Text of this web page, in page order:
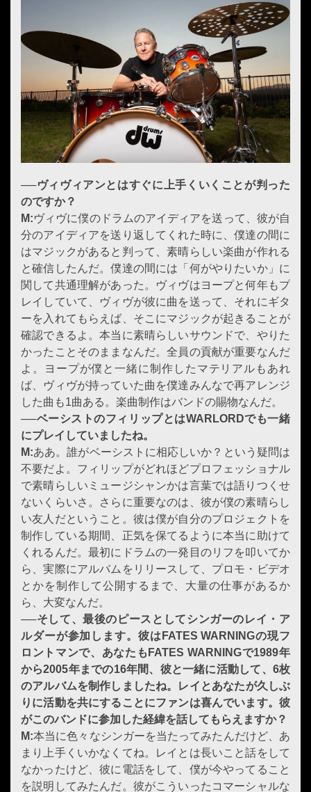
──ヴィヴィアンとはすぐに上手くいくことが判った
のですか？
M:ヴィヴに僕のドラムのアイディアを送って、彼が自
分のアイディアを送り返してくれた時に、僕達の間に
はマジックがあると判って、素晴らしい楽曲が作れる
と確信したんだ。僕達の間には「何がやりたいか」に
関して共通理解があった。ヴィヴはヨープと何年もプ
レイしていて、ヴィヴが彼に曲を送って、それにギタ
ーを入れてもらえば、そこにマジックが起きることが
確認できるよ。本当に素晴らしいサウンドで、やりた
かったことそのままなんだ。全員の貢献が重要なんだ
よ。ヨープが僕と一緒に制作したマテリアルもあれ
ば、ヴィヴが持っていた曲を僕達みんなで再アレンジ
した曲も1曲ある。楽曲制作はバンドの賜物なんだ。
──ベーシストのフィリップとはWARLORDでも一緒
にプレイしていましたね。
M:ああ。誰がベーシストに相応しいか？という疑問は
不要だよ。フィリップがどれほどプロフェッショナル
で素晴らしいミュージシャンかは言葉では語りつくせ
ないくらいさ。さらに重要なのは、彼が僕の素晴らし
い友人だということ。彼は僕が自分のプロジェクトを
制作している期間、正気を保てるように本当に助けて
くれるんだ。最初にドラムの一発目のリフを叩いてか
ら、実際にアルバムをリリースして、プロモ・ビデオ
とかを制作して公開するまで、大量の仕事があるか
ら、大変なんだ。
──そして、最後のピースとしてシンガーのレイ・ア
ルダーが参加します。彼は FATES WARNINGの現フ
ロントマンで、あなたも FATES WARNINGで1989年
から2005年までの16年間、彼と一緒に活動して、 6枚
のアルバムを制作しましたね。 レイ とあなたが久しぶ
りに活動を共にすることにファンは喜んでいます。 彼
がこのバンドに参加した経緯を話してもらえますか？
M:本当に色々なシンガーを当たってみたんだけど、あ
まり上手くいかなくてね。レイとは長いこと話をして
なかったけど、彼に電話をして、僕が今やってること
を説明してみたんだ。彼がこういったコマーシャルな